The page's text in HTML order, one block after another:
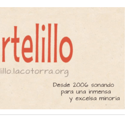
de radio de música
Podcast